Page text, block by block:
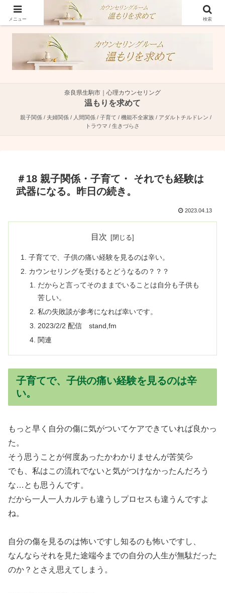
奈良県生駒市で親子関係・夫婦関係・人間関係に特化した心理カウンセラーで
す。
奈良県生駒市｜心理カウンセリング
温もりを求めて
親子関係 / 夫婦関係 / 人間関係 / 子育て / 機能不全家族 / アダルトチルドレン /
トラウマ / 生きづらさ
＃18 親子関係・子育て・ それでも経験は
武器になる。昨日の続き。
2023.04.13
目次
子育てで、子供の痛い経験を見るのは辛い。
カウンセリングを受けるとどうなるの？？？
だからと言ってそのままでいることは自分も子供も
苦しい。
私の失敗談が参考になれば幸いです。
2023/2/2 配信 stand,fm
関連
子育てで、子供の痛い経験を見るのは辛
い。
もっと早く自分の傷に気がついてケアできていれば良かっ
た。
そう思うことが何度あったかわかりませんが苦笑💦
でも、私はこの流れでないと気がつけなかったんだろう
な…とも思うんです。
だから一人一人カルテも違うしプロセスも違うんですよ
ね。
自分の傷を見るのは怖いですし知るのも怖いですし、
なんならそれを見た途端今までの自分の人生が無駄だった
のか？とさえ思えてしまう。
メニュー 検索